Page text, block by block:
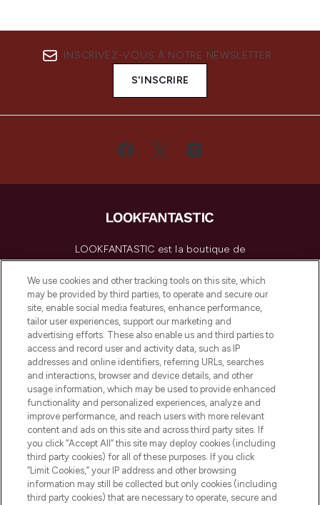
INSCRIVEZ-VOUS À NOTRE NEWSLETTER
S'INSCRIRE
LOOKFANTASTIC est la boutique de
beauté incontournable en Europe,
proposant les meilleurs produits de soins
de la peau, des cheveux et de maquillage
de plus de 200 marques prestigieuses.
Faites vos achats en ligne ou via
l’application, avec la livraison offerte dès
55€ d'achat.
Consentement aux cookies
Do Not Sell or Share My Personal
Information
AIDE ET INFORMATIONS
INFORMATIONS GÉNÉRALES
We use cookies and other tracking tools on this site, which
may be provided by third parties, to operate and secure our
site, enable social media features, enhance performance,
tailor user experiences, support our marketing and
advertising efforts. These also enable us and third parties to
access and record user and activity data, such as IP
addresses and online identifiers, referring URLs, searches
and interactions, browser and device details, and other
usage information, which may be used to provide enhanced
functionality and personalized experiences, analyze and
improve performance, and reach users with more relevant
content and ads on this site and across third party sites. If
you click “Accept All” this site may deploy cookies (including
third party cookies) for all of these purposes. If you click
“Limit Cookies,” your IP address and other browsing
information may still be collected but only cookies (including
third party cookies) that are necessary to operate, secure and